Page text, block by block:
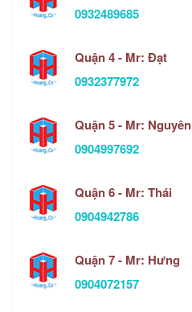
0932489685
Quận 4 - Mr: Đạt
0932377972
Quận 5 - Mr: Nguyên
0904997692
Quận 6 - Mr: Thái
0904942786
Quận 7 - Mr: Hưng
0904072157